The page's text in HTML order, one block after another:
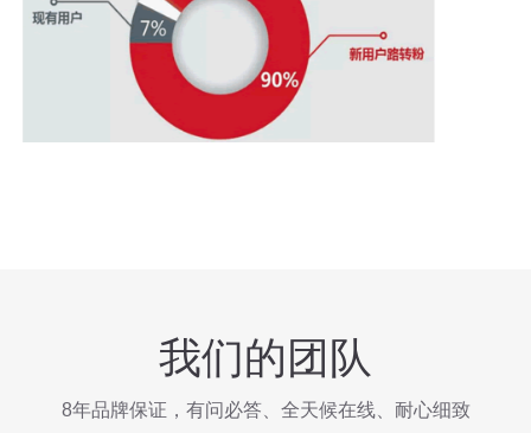
我们的团队
8年品牌保证，有问必答、全天候在线、耐心细致